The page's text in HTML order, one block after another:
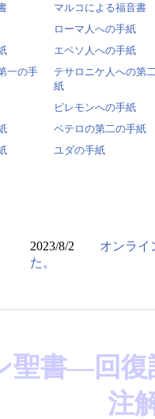
マルコによる福音書
ローマ人への手紙
エペソ人への手紙
一の手
テサロニケ人への第
紙
ピレモンへの手紙
ペテロの第二の手紙
ユダの手紙
2023/8/2 オンライ
た。
た。
2017/3/2 ご利用者
聖書―回復
注